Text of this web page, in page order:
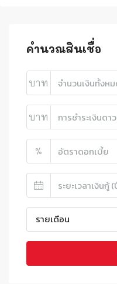
คำนวณสินเชื่อ
บาท
บาท
%
รายเดือน